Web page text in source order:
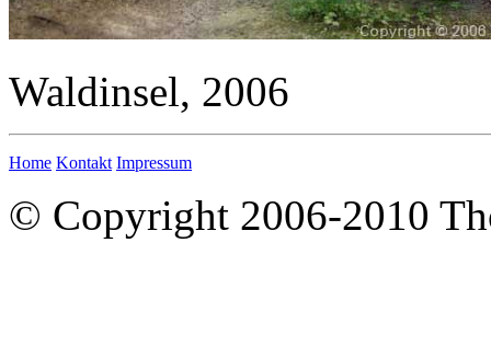
Waldinsel, 2006
Home Kontakt Impressum
© Copyright 2006-2010